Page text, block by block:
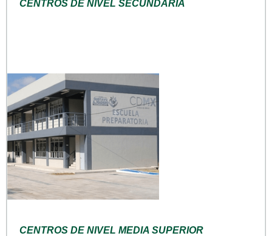
CENTROS DE NIVEL SECUNDARIA
CENTROS DE NIVEL MEDIA SUPERIOR